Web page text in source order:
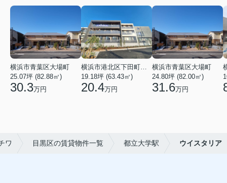
横浜市青葉区大場町
25.07坪 (82.88㎡)
30.3万円
19.18坪 (63.43㎡)
20.4万円
横浜市青葉区大場町
24.80坪 (82.00㎡)
31.6万円
ワ 目黒区の賃貸物件一覧 都立大学駅 ウイスタリア